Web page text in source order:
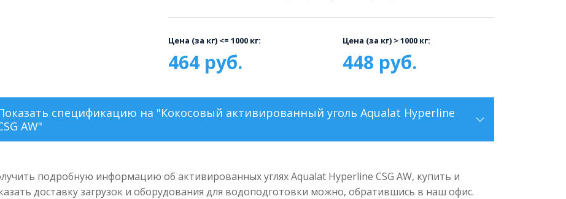
Цена (за кг) <= 1000 кг:
464 руб.
Цена (за кг) > 1000 кг:
448 руб.
спецификацию на "Кокосовый активированный уголь Aqualat Hyperline
AW"
выпуска Гранулированный (дробленый)
подробную информацию об активированных углях Aqualat Hyperline CSG AW, купить и
доставку загрузок и оборудования для водоподготовки можно, обратившись в наш офис.